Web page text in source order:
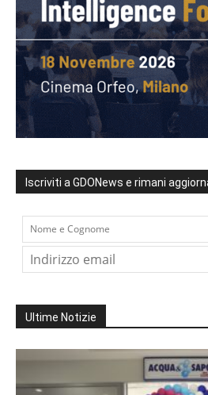
Iscriviti a GDONews e rimani
Ultime Notizie